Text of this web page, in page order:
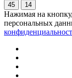
45 14
Нажимая на
персональных